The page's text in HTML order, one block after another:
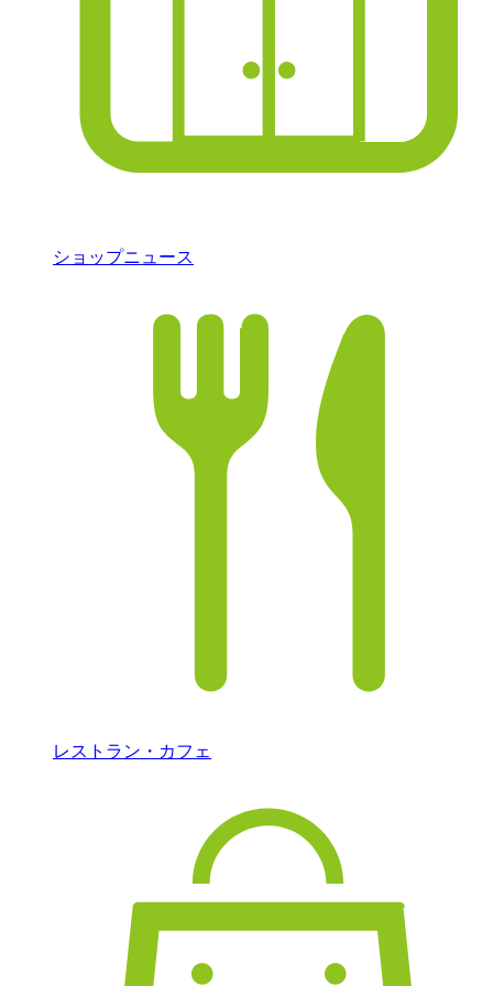
ショップニュース
レストラン・カフェ